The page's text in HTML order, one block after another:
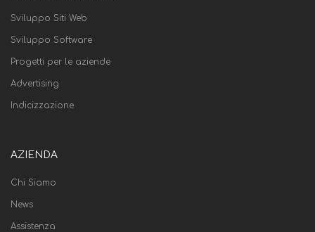
Sviluppo Siti Web
Sviluppo Software
Progetti per le aziende
Advertising
Indicizzazione
AZIENDA
Chi Siamo
News
Assistenza